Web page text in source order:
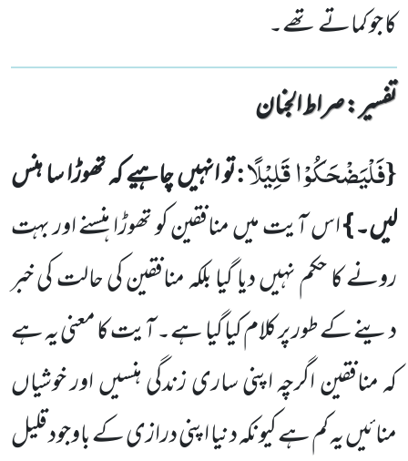
کا جو کماتے تھے۔
تفسیر : ‎صراط الجنان
{فَلْیَضْحَكُوْا قَلِیْلًا:تو انہیں چاہیے کہ تھوڑا سا ہنس
لیں۔}اس آیت میں منافقین کو تھوڑا ہنسنے اور بہت
رونے کا حکم نہیںدیا گیا بلکہ منافقین کی حالت کی خبر
دینے کے طور پر کلام کیا گیا ہے۔ آیت کا معنی یہ ہے
کہ منافقین اگرچہ اپنی ساری زندگی ہنسیںاور خوشیاں
منائیں یہ کم ہے کیونکہ دنیا اپنی درازی کے باوجود قلیل